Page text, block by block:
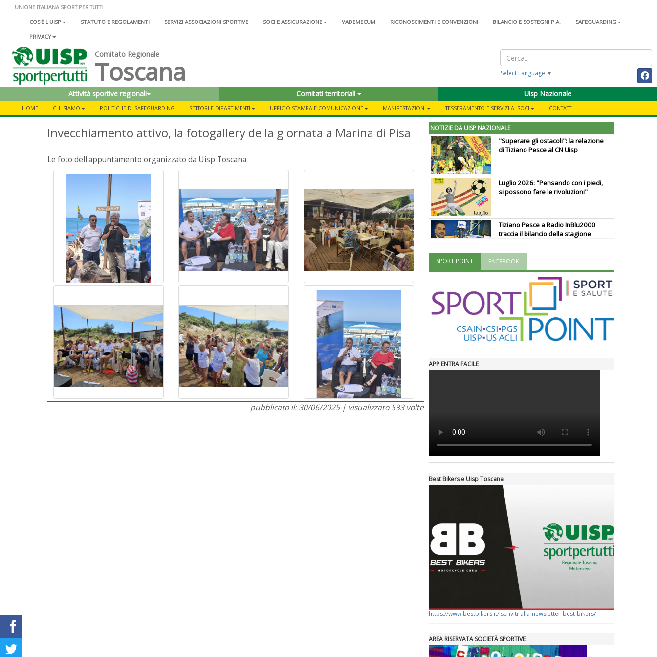
UNIONE ITALIANA SPORT PER TUTTI
COS'È L'UISP
STATUTO E REGOLAMENTI SERVIZI ASSOCIAZIONI SPORTIVE SOCI E ASSICURAZIONE VADEMECUM RICONOSCIMENTI E CONVENZIONI BILANCIO E SOSTEGNI P.A.
SAFEGUARDING
PRIVACY
Comitato Regionale
Toscana Select Language ▼
Attività sportive regionali Comitati territoriali Uisp Nazionale
HOME CHI SIAMO POLITICHE DI SAFEGUARDING SETTORI E DIPARTIMENTI UFFICIO STAMPA E COMUNICAZIONE MANIFESTAZIONI TESSERAMENTO E SERVIZI AI SOCI CONTATTI
Invecchiamento attivo, la fotogallery della giornata a Marina di Pisa
Le foto dell'appuntamento organizzato da Uisp Toscana
pubblicato il: 30/06/2025 | visualizzato 533 volte
NOTIZIE DA UISP NAZIONALE
"Superare gli ostacoli": la relazione
di Tiziano Pesce al CN Uisp
Luglio 2026: "Pensando con i piedi,
si possono fare le rivoluzioni"
Tiziano Pesce a Radio InBlu2000
traccia il bilancio della stagione
valorizzi le nostre specificità"
La formazione Uisp rallenta ma
prosegue anche in estate
Tiziano Pesce nel Cda di
a Roma
SPORT POINT FACEBOOK
APP ENTRA FACILE
Best Bikers e Uisp Toscana
https://www.bestbikers.it/iscriviti-alla-newsletter-best-bikers/
AREA RISERVATA SOCIETÀ SPORTIVE